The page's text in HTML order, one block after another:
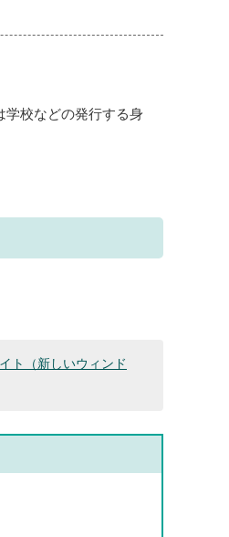
学校などの発行する身
ト（新しいウィンド